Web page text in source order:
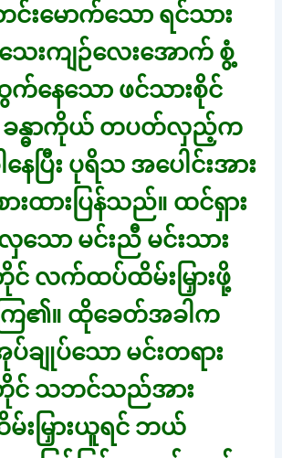
းမောက်သော ရင်သား
သေးကျဉ်လေးအောက် စွံ့
နေသော ဖင်သားစိုင်
မှာ ခန္ဓာကိုယ် တပတ်လှည့်က
ေပြီး ပုရိသ အပေါင်းအား
ထားပြန်သည်။ ထင်ရှား
လှသော မင်းညီ မင်းသား
င် လက်ထပ်ထိမ်းမြှားဖို့
ြ၏။ ထိုခေတ်အခါက
ချုပ်သော မင်းတရား
င် သဘင်သည်အား
မြှားယူရင် ဘယ်